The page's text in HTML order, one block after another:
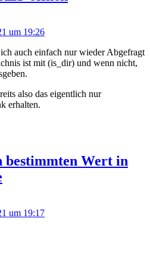
um 19:26
auch einfach nur wieder Abgefragt
ist mit (is_dir) und wenn nicht,
also das eigentlich nur
erhalten.
bestimmten Wert in
um 19:17